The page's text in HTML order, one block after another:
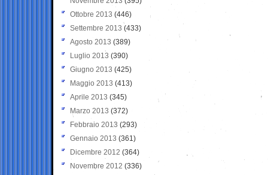
Ottobre 2013 (446)
Settembre 2013 (433)
Agosto 2013 (389)
Luglio 2013 (390)
Giugno 2013 (425)
Maggio 2013 (413)
Aprile 2013 (345)
Marzo 2013 (372)
Febbraio 2013 (293)
Gennaio 2013 (361)
Dicembre 2012 (364)
Novembre 2012 (336)